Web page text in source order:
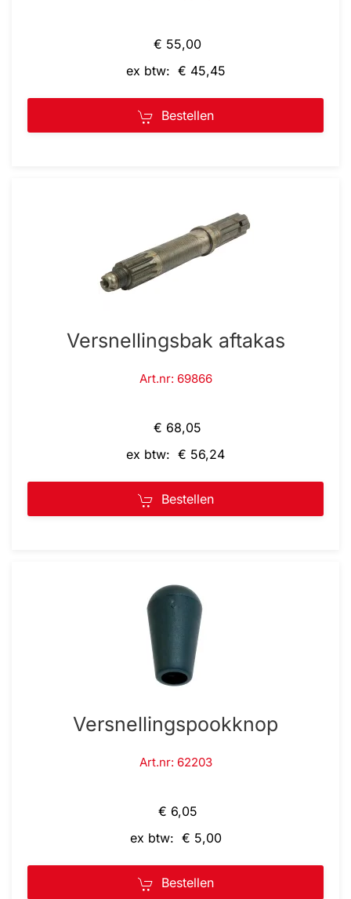
€ 55,00
ex btw: € 45,45
Bestellen
Versnellingsbak aftakas
Art.nr: 69866
€ 68,05
ex btw: € 56,24
Bestellen
Versnellingspookknop
Art.nr: 62203
€ 6,05
ex btw: € 5,00
Bestellen